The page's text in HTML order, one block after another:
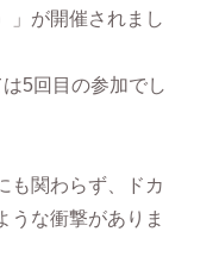
」が開催されまし
5回目の参加でし
も関わらず、ドカ
うな衝撃がありま